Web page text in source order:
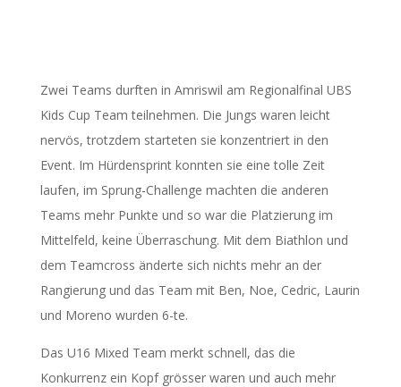
Zwei Teams durften in Amriswil am Regionalfinal UBS
Kids Cup Team teilnehmen. Die Jungs waren leicht
nervös, trotzdem starteten sie konzentriert in den
Event. Im Hürdensprint konnten sie eine tolle Zeit
laufen, im Sprung-Challenge machten die anderen
Teams mehr Punkte und so war die Platzierung im
Mittelfeld, keine Überraschung. Mit dem Biathlon und
dem Teamcross änderte sich nichts mehr an der
Rangierung und das Team mit Ben, Noe, Cedric, Laurin
und Moreno wurden 6-te.
Das U16 Mixed Team merkt schnell, das die
Konkurrenz ein Kopf grösser waren und auch mehr